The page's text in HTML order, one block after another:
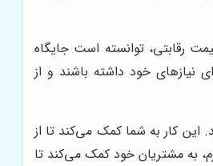
رقابتی، توانسته است جایگاه
نیازهای خود داشته باشند و از
این کار به شما کمک می‌کند تا از
به مشتریان خود کمک می‌کند تا